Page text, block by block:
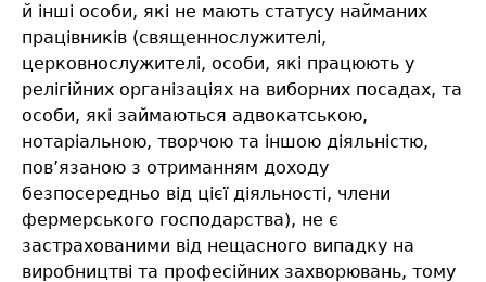
й інші особи, які не мають статусу найманих
працівників (священнослужителі,
церковнослужителі, особи, які працюють у
релігійних організаціях на виборних посадах, та
особи, які займаються адвокатською,
нотаріальною, творчою та іншою діяльністю,
пов’язаною з отриманням доходу
безпосередньо від цієї діяльності, члени
фермерського господарства), не є
застрахованими від нещасного випадку на
виробництві та професійних захворювань, тому